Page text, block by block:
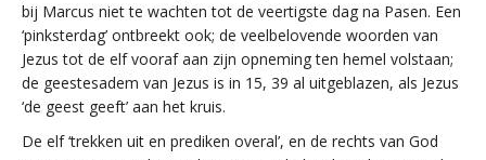
bij Marcus niet te wachten tot de veertigste dag na Pasen. Een
‘pinksterdag’ ontbreekt ook; de veelbelovende woorden van
Jezus tot de elf vooraf aan zijn opneming ten hemel volstaan;
de geestesadem van Jezus is in 15, 39 al uitgeblazen, als Jezus
‘de geest geeft’ aan het kruis.
De elf ‘trekken uit en prediken overal’, en de rechts van God